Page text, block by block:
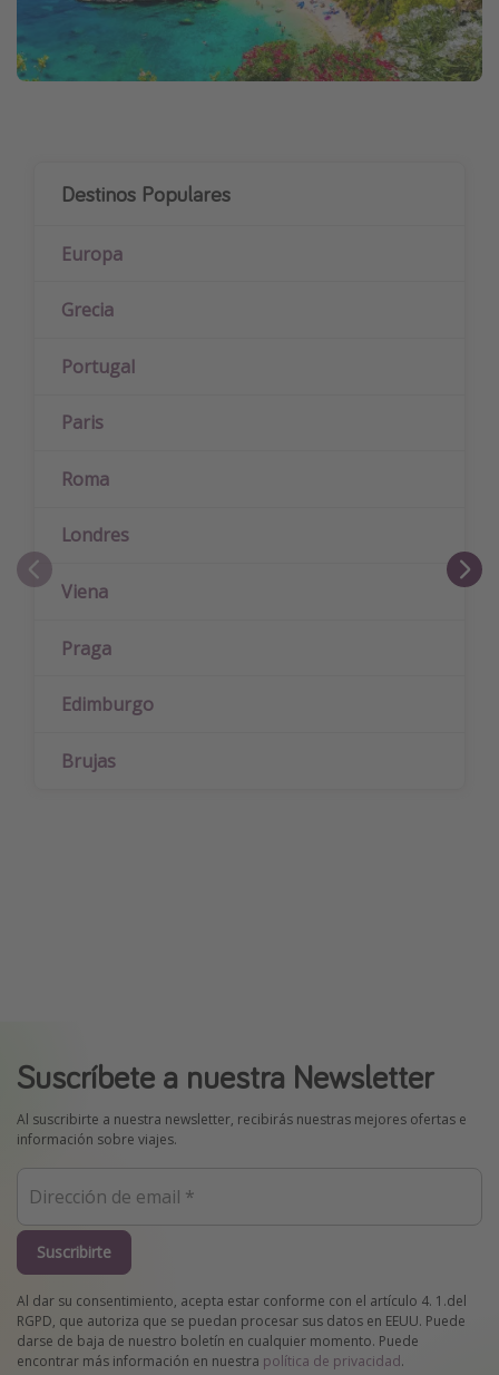
Destinos Populares
Europa
Grecia
Portugal
Paris
Roma
Londres
Viena
Praga
Edimburgo
Brujas
Suscríbete a nuestra Newsletter
Al suscribirte a nuestra newsletter, recibirás nuestras mejores ofertas e
información sobre viajes.
Suscribirte
Al dar su consentimiento, acepta estar conforme con el artículo 4. 1.del
RGPD, que autoriza que se puedan procesar sus datos en EEUU. Puede
darse de baja de nuestro boletín en cualquier momento. Puede
encontrar más información en nuestra política de privacidad.